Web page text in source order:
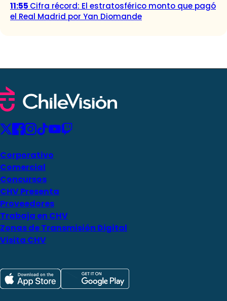
11:55 Cifra récord: El estratosférico monto que pagó
el Real Madrid por Yan Diomande
Corporativo
Comercial
Concursos
CHV Presenta
Proveedores
Trabaja en CHV
Zonas de Transmisión Digital
Visita CHV